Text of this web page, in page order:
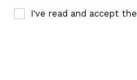
I've read and accept the